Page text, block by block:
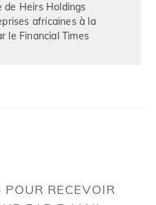
de Heirs Holdings
africaines à la
le Financial Times
RECEVOIR